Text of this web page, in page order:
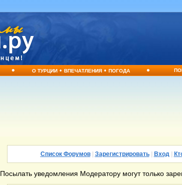
• О ТУРЦИИ•ВПЕЧАТЛЕНИЯ•ПОГОДА •
Список Форумов| Зарегистрировать| Вход|
Посылать уведомления Модератору могут только